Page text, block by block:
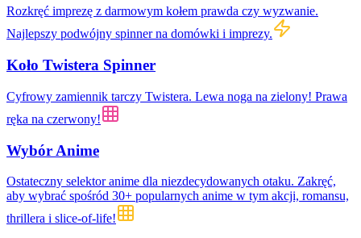
Rozkręć imprezę z darmowym kołem prawda czy wyzwanie.
Najlepszy podwójny spinner na domówki i imprezy.
Koło Twistera Spinner
Cyfrowy zamiennik tarczy Twistera. Lewa noga na zielony! Prawa
ręka na czerwony!
Wybór Anime
Ostateczny selektor anime dla niezdecydowanych otaku. Zakręć,
aby wybrać spośród 30+ popularnych anime w tym akcji, romansu,
thrillera i slice-of-life!